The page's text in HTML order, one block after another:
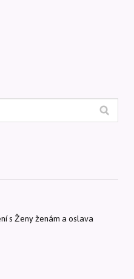
s Ženy ženám a oslava